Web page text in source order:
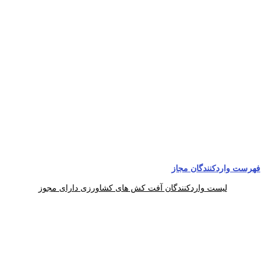
فهرست واردکنندگان مجاز
لیست واردکنندگان آفت کش های کشاورزی دارای مجوز